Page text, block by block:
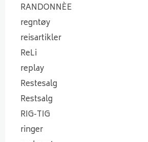
RANDONNÈE
regntøy
reisartikler
ReLi
replay
Restesalg
Restsalg
RIG-TIG
ringer